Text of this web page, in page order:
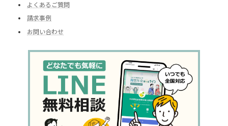
よくあるご質問
請求事例
お問い合わせ